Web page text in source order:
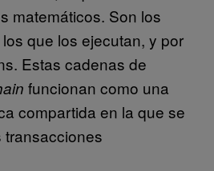
matemáticos. Son los
que los ejecutan, y por
Estas cadenas de
funcionan como una
compartida en la que se
transacciones